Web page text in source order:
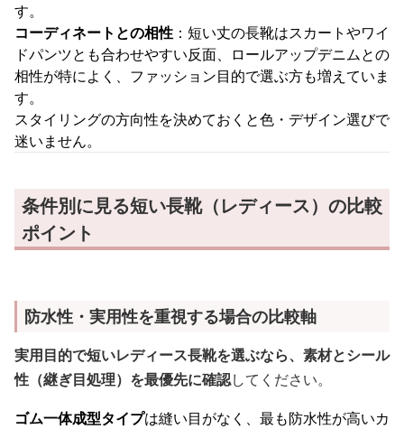
す。
コーディネートとの相性 ：短い丈の長靴はスカートやワイ
ドパンツとも合わせやすい反面、ロールアップデニムとの
相性が特によく、ファッション目的で選ぶ方も増えていま
す。
スタイリングの方向性を決めておくと色・デザイン選びで
迷いません。
条件別に見る短い長靴（レディース）の比較
ポイント
防水性・実用性を重視する場合の比較軸
実用目的で短いレディース長靴を選ぶなら、素材とシール
性（継ぎ目処理）を最優先に確認してください。
ゴム一体成型タイプは縫い目がなく、最も防水性が高いカ